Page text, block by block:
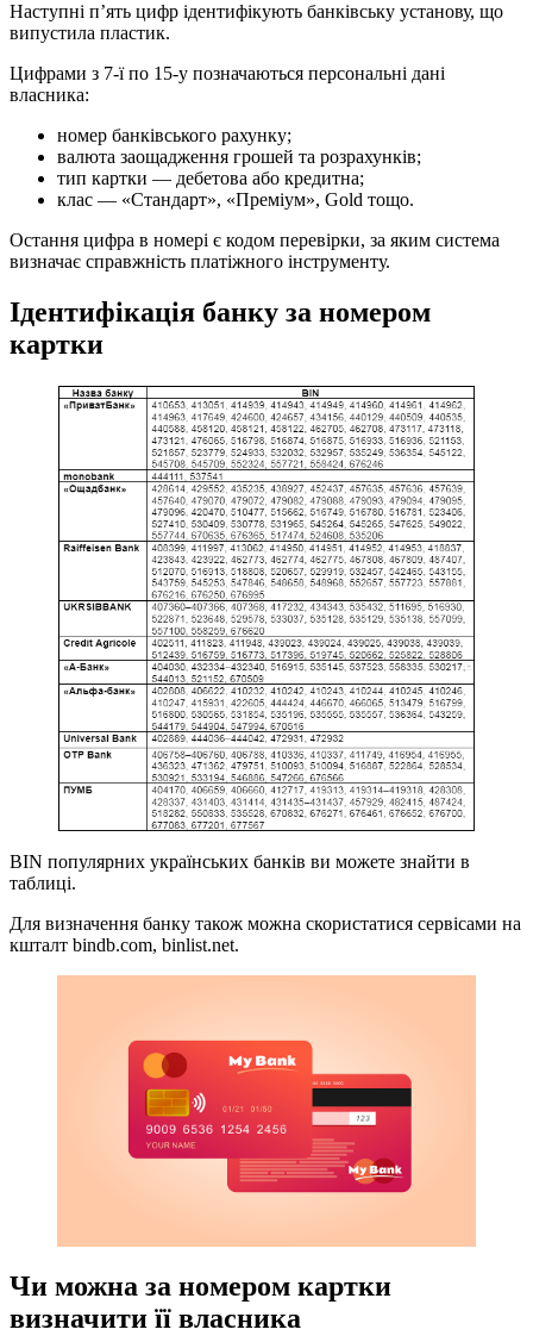
Наступні п’ять цифр ідентифікують банківську установу, що
випустила пластик.
Цифрами з 7-ї по 15-у позначаються персональні дані
власника:
номер банківського рахунку;
валюта заощадження грошей та розрахунків;
тип картки — дебетова або кредитна;
клас — «Стандарт», «Преміум», Gold тощо.
Остання цифра в номері є кодом перевірки, за яким система
визначає справжність платіжного інструменту.
Ідентифікація банку за номером
картки
BIN популярних українських банків ви можете знайти в
таблиці.
Для визначення банку також можна скористатися сервісами на
кшталт bindb.com, binlist.net.
Чи можна за номером картки
визначити її власника